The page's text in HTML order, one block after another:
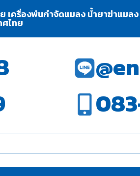
รื่องพ่นกำจัดแมลง น้ำยาฆ่าแมลง
ศไทย